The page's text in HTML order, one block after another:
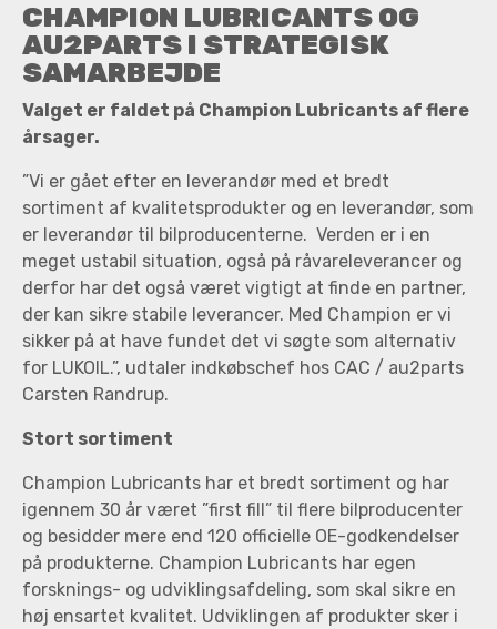
Kontakt
Jobs
CHAMPION LUBRICANTS OG
AU2PARTS I STRATEGISK
SAMARBEJDE
Valget er faldet på Champion Lubricants af flere
årsager.
”Vi er gået efter en leverandør med et bredt
sortiment af kvalitetsprodukter og en leverandør, som
er leverandør til bilproducenterne. Verden er i en
meget ustabil situation, også på råvareleverancer og
derfor har det også været vigtigt at finde en partner,
der kan sikre stabile leverancer. Med Champion er vi
sikker på at have fundet det vi søgte som alternativ
for LUKOIL.”, udtaler indkøbschef hos CAC / au2parts
Carsten Randrup.
Stort sortiment
Champion Lubricants har et bredt sortiment og har
igennem 30 år været ”first fill” til flere bilproducenter
og besidder mere end 120 officielle OE-godkendelser
på produkterne. Champion Lubricants har egen
forsknings- og udviklingsafdeling, som skal sikre en
høj ensartet kvalitet. Udviklingen af produkter sker i